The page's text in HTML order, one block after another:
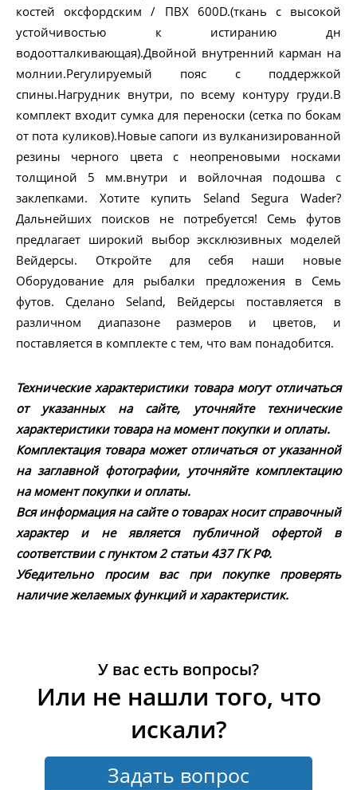
костей оксфордским / ПВХ 600D.(ткань с высокой
устойчивостью к истиранию дн
водоотталкивающая).Двойной внутренний карман на
молнии.Регулируемый пояс с поддержкой
спины.Нагрудник внутри, по всему контуру груди.В
комплект входит сумка для переноски (сетка по бокам
от пота куликов).Новые сапоги из вулканизированной
резины черного цвета с неопреновыми носками
толщиной 5 мм.внутри и войлочная подошва с
заклепками. Хотите купить Seland Segura Wader?
Дальнейших поисков не потребуется! Семь футов
предлагает широкий выбор эксклюзивных моделей
Вейдерсы. Откройте для себя наши новые
Оборудование для рыбалки предложения в Семь
футов. Сделано Seland, Вейдерсы поставляется в
различном диапазоне размеров и цветов, и
поставляется в комплекте с тем, что вам понадобится.
Технические характеристики товара могут отличаться
от указанных на сайте, уточняйте технические
характеристики товара на момент покупки и оплаты.
Комплектация товара может отличаться от указанной
на заглавной фотографии, уточняйте комплектацию
на момент покупки и оплаты.
Вся информация на сайте о товарах носит справочный
характер и не является публичной офертой в
соответствии с пунктом 2 статьи 437 ГК РФ.
Убедительно просим вас при покупке проверять
наличие желаемых функций и характеристик.
У вас есть вопросы?
Или не нашли того, что
искали?
Задать вопрос